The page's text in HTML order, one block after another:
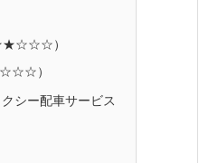
★★☆☆☆）
）
シー配車サービス